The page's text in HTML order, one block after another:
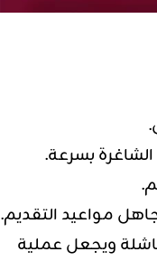
بسرعة.
مواعيد التقديم.
ويجعل عملية